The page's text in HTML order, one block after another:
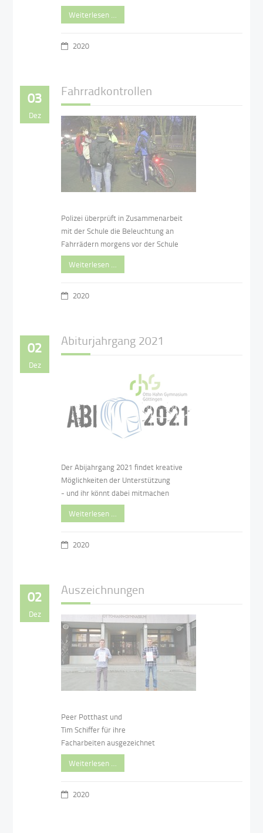
Weiterlesen …
2020
03
Dez
Fahrradkontrollen
Polizei überprüft in Zusammenarbeit
mit der Schule die Beleuchtung an
Fahrrädern morgens vor der Schule
Weiterlesen …
2020
02
Dez
Abiturjahrgang 2021
Der Abijahrgang 2021 findet kreative
Möglichkeiten der Unterstützung
- und ihr könnt dabei mitmachen
Weiterlesen …
2020
02
Dez
Auszeichnungen
Peer Potthast und
Tim Schiffer für ihre
Facharbeiten ausgezeichnet
Weiterlesen …
2020